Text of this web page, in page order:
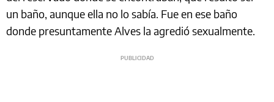
un baño, aunque ella no lo sabía. Fue en ese baño
donde presuntamente Alves la agredió sexualmente.